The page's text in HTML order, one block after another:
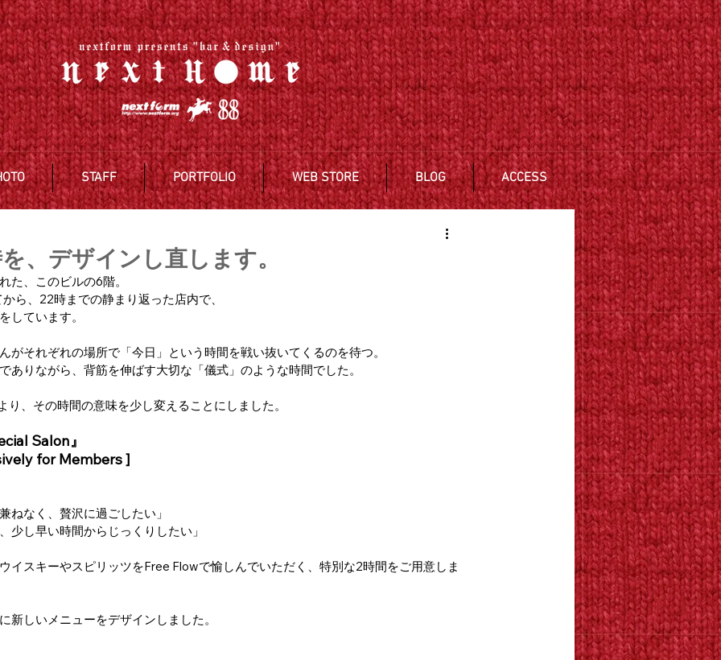
STAFF PORTFOLIO WEB STORE BLOG ACCESS
、デザインし直します。
た、このビルの6階。
ら、22時までの静まり返った店内で、
しています。
がそれぞれの場所で「今日」という時間を戦い抜いてくるのを待つ。
ありながら、背筋を伸ばす大切な「儀式」のような時間でした。
、その時間の意味を少し変えることにしました。
Salon』
for Members ]
ねなく、贅沢に過ごしたい」
少し早い時間からじっくりしたい」
イスキーやスピリッツをFree Flowで愉しんでいただく、特別な2時間をご用意しま
新しいメニューをデザインしました。